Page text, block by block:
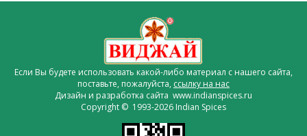
Если Вы будете использовать какой-либо материал с нашего сайта,
поставьте, пожалуйста, ссылку на нас
Дизайн и разработка сайта www.indianspices.ru
Copyright © 1993-2026 Indian Spices